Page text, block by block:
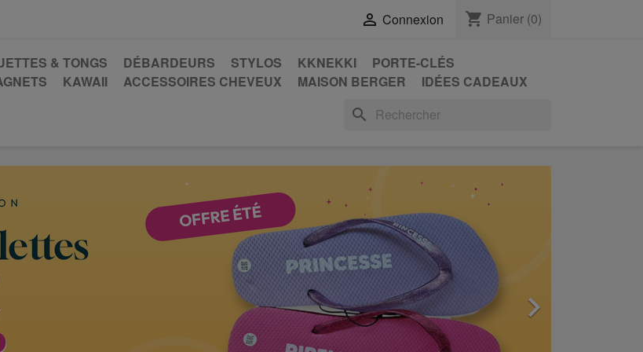
 Connexion shopping_cart Panier (0)
& TONGS DÉBARDEURS STYLOS KKNEKKI
PORTE-CLÉS
KAWAII ACCESSOIRES CHEVEUX MAISON BERGER IDÉES CADEAUX
search
